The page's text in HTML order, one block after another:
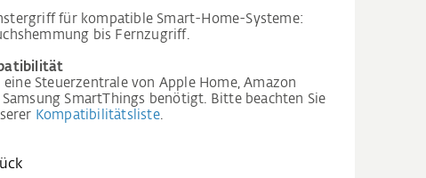
für kompatible Smart-Home-Systeme:
bis Fernzugriff.
Steuerzentrale von Apple Home, Amazon
SmartThings benötigt. Bitte beachten Sie
Kompatibilitätsliste.